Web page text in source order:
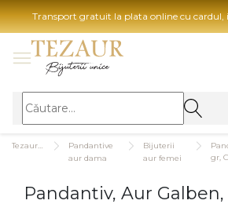
Transport gratuit la plata online cu cardul,
BIJUTERII
BIJUTERII FEMEI
Inele
Pandantive
aur dama
Bijuterii
aur femei
gr,
Pandantiv, Aur Galben,